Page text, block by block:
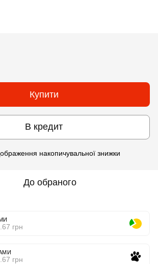
Купити
В кредит
накопичувальної знижки
До обраного
грн
грн